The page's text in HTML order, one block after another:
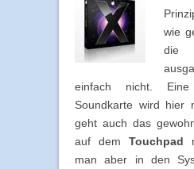
wie
die
einfach nicht.
Soundkarte wird hier
geht auch das
auf dem Touchpad
man aber in den